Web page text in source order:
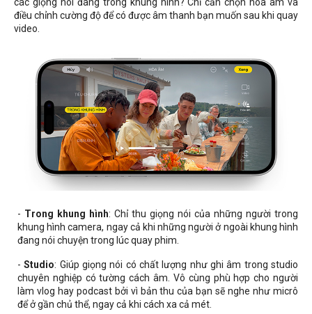
các giọng nói đang trong khung hình? Chỉ cần chọn hòa âm và
điều chỉnh cường độ để có được âm thanh bạn muốn sau khi quay
video.
- Trong khung hình: Chỉ thu giọng nói của những người trong
khung hình camera, ngay cả khi những người ở ngoài khung hình
đang nói chuyện trong lúc quay phim.
-Studio: Giúp giọng nói có chất lượng như ghi âm trong studio
chuyên nghiệp có tường cách âm. Vô cùng phù hợp cho người
làm vlog hay podcast bởi vì bản thu của bạn sẽ nghe như micrô
để ở gần chủ thể, ngay cả khi cách xa cả mét.